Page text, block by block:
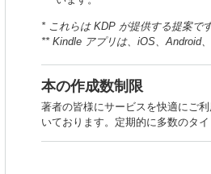
* これらは KDP が提供する提案で
** Kindle アプリは、iOS、Android
本の作成数制限
著者の皆様にサービスを快適にご
いております。定期的に多数のタ